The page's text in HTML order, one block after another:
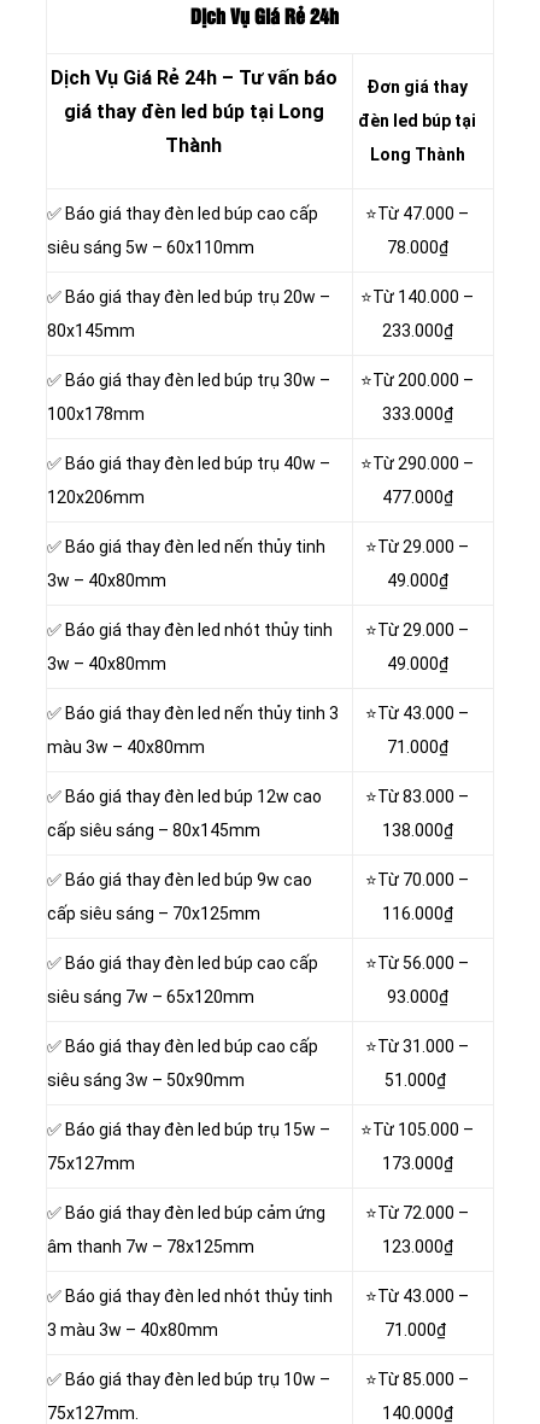
Dịch Vụ Giá Rẻ 24h
Dịch Vụ Giá Rẻ 24h – Tư vấn báo
giá thay đèn led búp tại Long
Thành
Đơn giá thay
đèn led búp tại
Long Thành
✅ Báo giá thay đèn led búp cao cấp
siêu sáng 5w – 60x110mm
⭐Từ 47.000 –
78.000₫
✅ Báo giá thay đèn led búp trụ 20w –
80x145mm
⭐Từ 140.000 –
233.000₫
✅ Báo giá thay đèn led búp trụ 30w –
100x178mm
⭐Từ 200.000 –
333.000₫
✅ Báo giá thay đèn led búp trụ 40w –
120x206mm
⭐Từ 290.000 –
477.000₫
✅ Báo giá thay đèn led nến thủy tinh
3w – 40x80mm
⭐Từ 29.000 –
49.000₫
✅ Báo giá thay đèn led nhót thủy tinh
3w – 40x80mm
⭐Từ 29.000 –
49.000₫
✅ Báo giá thay đèn led nến thủy tinh 3
màu 3w – 40x80mm
⭐Từ 43.000 –
71.000₫
✅ Báo giá thay đèn led búp 12w cao
cấp siêu sáng – 80x145mm
⭐Từ83.000 –
138.000₫
✅ Báo giá thay đèn led búp 9w cao
cấp siêu sáng – 70x125mm
⭐Từ 70.000 –
116.000₫
✅ Báo giá thay đèn led búp cao cấp
siêu sáng 7w – 65x120mm
⭐Từ56.000 –
93.000₫
✅ Báo giá thay đèn led búp cao cấp
siêu sáng 3w – 50x90mm
⭐Từ31.000 –
51.000₫
✅ Báo giá thay đèn led búp trụ 15w –
75x127mm
⭐Từ 105.000 –
173.000₫
✅ Báo giá thay đèn led búp cảm ứng
âm thanh 7w – 78x125mm
⭐Từ 72.000 –
123.000₫
✅ Báo giá thay đèn led nhót thủy tinh
3 màu 3w – 40x80mm
⭐Từ 43.000 –
71.000₫
✅ Báo giá thay đèn led búp trụ 10w –
75x127mm.
⭐Từ85.000 –
140.000₫